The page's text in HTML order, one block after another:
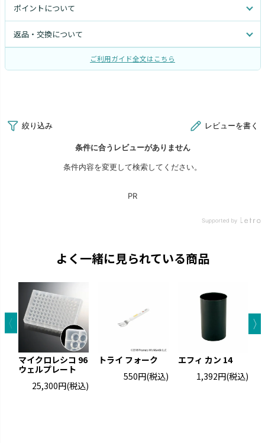
ポイントについて
返品・交換について
ご利用ガイド全文はこちら
よく一緒に見られている商品
マイクロレシコ 96
ウェルプレート
25,300円(税込)
トライ フォーク
550円(税込)
エフィ カン 14
1,392円(税込)